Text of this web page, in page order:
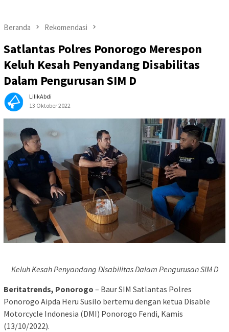
Beranda Rekomendasi
Satlantas Polres Ponorogo Merespon
Keluh Kesah Penyandang Disabilitas
Dalam Pengurusan SIM D
LilikAbdi
13 Oktober 2022
Keluh Kesah Penyandang Disabilitas Dalam Pengurusan SIM D
Beritatrends, Ponorogo – Baur SIM Satlantas Polres
Ponorogo Aipda Heru Susilo bertemu dengan ketua Disable
Motorcycle Indonesia (DMI) Ponorogo Fendi, Kamis
(13/10/2022).